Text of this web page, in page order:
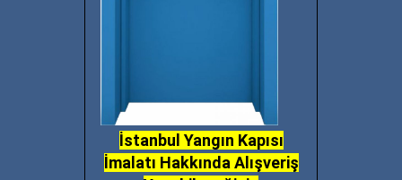
İstanbul Yangın Kapısı
İmalatı Hakkında Alışveriş